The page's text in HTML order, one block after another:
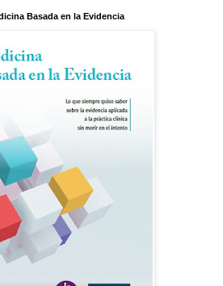
Basada en la Evidencia